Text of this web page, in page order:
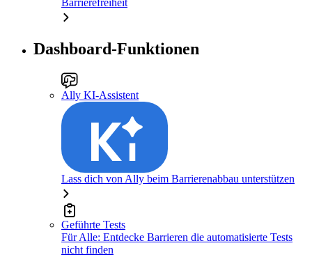
Barrierefreiheit
Dashboard-Funktionen
Ally KI-Assistent
Lass dich von Ally beim Barrierenabbau unterstützen
Geführte Tests
Für Alle: Entdecke Barrieren die automatisierte Tests
nicht finden